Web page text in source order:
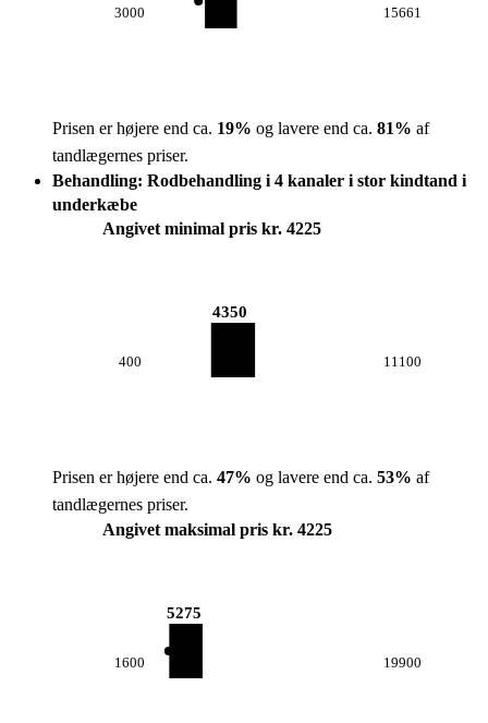
3000 15661
Prisen er højere end ca. 19% og lavere end ca. 81% af
tandlægernes priser.
Behandling: Rodbehandling i 4 kanaler i stor kindtand i
underkæbe
Angivet minimal pris kr. 4225
400
4350
11100
Prisen er højere end ca. 47% og lavere end ca. 53% af
tandlægernes priser.
Angivet maksimal pris kr. 4225
1600
5275
19900